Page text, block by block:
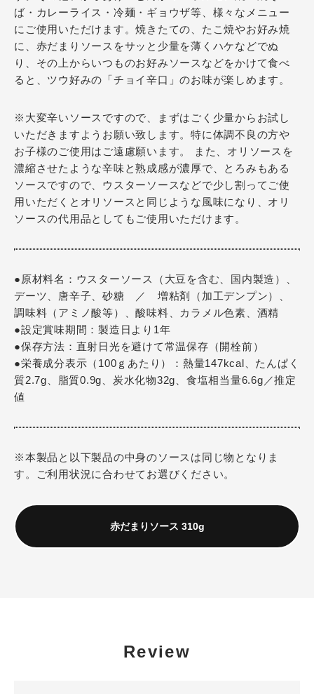
ば・カレーライス・冷麺・ギョウザ等、様々なメニュー
にご使用いただけます。焼きたての、たこ焼やお好み焼
に、赤だまりソースをサッと少量を薄くハケなどでぬ
り、その上からいつものお好みソースなどをかけて食べ
ると、ツウ好みの「チョイ辛口」のお味が楽しめます。
※大変辛いソースですので、まずはごく少量からお試し
いただきますようお願い致します。特に体調不良の方や
お子様のご使用はご遠慮願います。 また、オリソースを
濃縮させたような辛味と熟成感が濃厚で、とろみもある
ソースですので、ウスターソースなどで少し割ってご使
用いただくとオリソースと同じような風味になり、オリ
ソースの代用品としてもご使用いただけます。
●原材料名：ウスターソース（大豆を含む、国内製造）、
デーツ、唐辛子、砂糖 ／ 増粘剤（加工デンプン）、
調味料（アミノ酸等）、酸味料、カラメル色素、酒精
●設定賞味期間：製造日より1年
●保存方法：直射日光を避けて常温保存（開栓前）
●栄養成分表示（100ｇあたり）：熱量147kcal、たんぱく
質2.7g、脂質0.9g、炭水化物32g、食塩相当量6.6g／推定
値
※本製品と以下製品の中身のソースは同じ物となりま
す。ご利用状況に合わせてお選びください。
赤だまりソース 310g
Review